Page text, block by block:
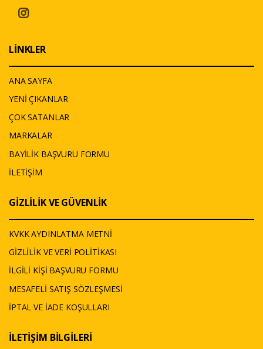
LİNKLER
ANA SAYFA
YENİ ÇIKANLAR
ÇOK SATANLAR
MARKALAR
BAYİLİK BAŞVURU FORMU
İLETİŞİM
GİZLİLİK VE GÜVENLİK
KVKK AYDINLATMA METNİ
GİZLİLİK VE VERİ POLİTİKASI
İLGİLİ KİŞİ BAŞVURU FORMU
MESAFELİ SATIŞ SÖZLEŞMESİ
İPTAL VE İADE KOŞULLARI
İLETİŞİM BİLGİLERİ